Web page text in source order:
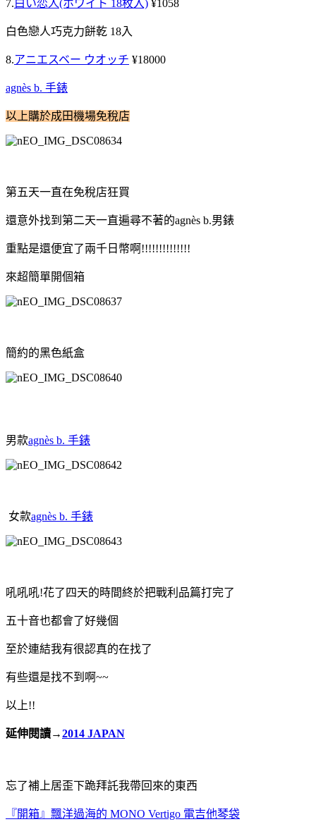
7.白い恋人(ホワイト 18枚入) ¥1058
白色戀人巧克力餅乾 18入
8.アニエスベー ウオッチ ¥18000
agnès b. 手錶
以上購於成田機場免稅店
第五天一直在免稅店狂買
還意外找到第二天一直遍尋不著的agnès b.男錶
重點是還便宜了兩千日幣啊!!!!!!!!!!!!!!
來超簡單開個箱
簡約的黑色紙盒
男款agnès b. 手錶
女款agnès b. 手錶
吼吼吼!花了四天的時間終於把戰利品篇打完了
五十音也都會了好幾個
至於連結我有很認真的在找了
有些還是找不到啊~~
以上!!
延伸閱讀→2014 JAPAN
忘了補上居歪下跪拜託我帶回來的東西
『開箱』飄洋過海的 MONO Vertigo 電吉他琴袋